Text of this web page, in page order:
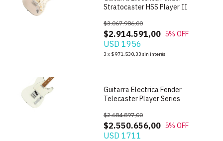
Stratocaster HSS Player II
$2.914.591,00
$3.067.986,00
5% OFF
USD 1956
3 x $971.530,33 sin interés
Guitarra Electrica Fender
Telecaster Player Series
$2.550.656,00
$2.684.897,00
5% OFF
USD 1711